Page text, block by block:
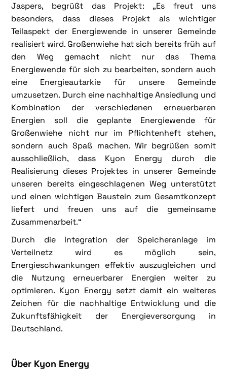
Jaspers, begrüßt das Projekt: „Es freut uns
besonders, dass dieses Projekt als wichtiger
Teilaspekt der Energiewende in unserer Gemeinde
realisiert wird. Großenwiehe hat sich bereits früh auf
den Weg gemacht nicht nur das Thema
Energiewende für sich zu bearbeiten, sondern auch
eine Energieautarkie für unsere Gemeinde
umzusetzen. Durch eine nachhaltige Ansiedlung und
Kombination der verschiedenen erneuerbaren
Energien soll die geplante Energiewende für
Großenwiehe nicht nur im Pflichtenheft stehen,
sondern auch Spaß machen. Wir begrüßen somit
ausschließlich, dass Kyon Energy durch die
Realisierung dieses Projektes in unserer Gemeinde
unseren bereits eingeschlagenen Weg unterstützt
und einen wichtigen Baustein zum Gesamtkonzept
liefert und freuen uns auf die gemeinsame
Zusammenarbeit.“
Durch die Integration der Speicheranlage im
Verteilnetz wird es möglich sein,
Energieschwankungen effektiv auszugleichen und
die Nutzung erneuerbarer Energien weiter zu
optimieren. Kyon Energy setzt damit ein weiteres
Zeichen für die nachhaltige Entwicklung und die
Zukunftsfähigkeit der Energieversorgung in
Deutschland.
Über Kyon Energy